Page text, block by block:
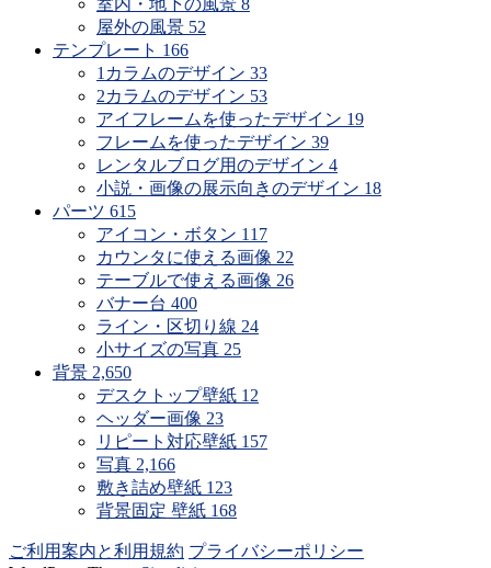
室内・地下の風景 8
屋外の風景 52
テンプレート 166
1カラムのデザイン 33
2カラムのデザイン 53
アイフレームを使ったデザイン 19
フレームを使ったデザイン 39
レンタルブログ用のデザイン 4
小説・画像の展示向きのデザイン 18
パーツ 615
アイコン・ボタン 117
カウンタに使える画像 22
テーブルで使える画像 26
バナー台 400
ライン・区切り線 24
小サイズの写真 25
背景 2,650
デスクトップ壁紙 12
ヘッダー画像 23
リピート対応壁紙 157
写真 2,166
敷き詰め壁紙 123
背景固定 壁紙 168
ご利用案内と利用規約 プライバシーポリシー